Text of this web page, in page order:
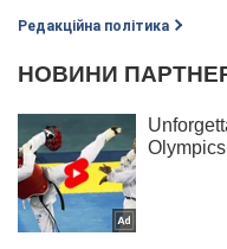
Редакційна політика